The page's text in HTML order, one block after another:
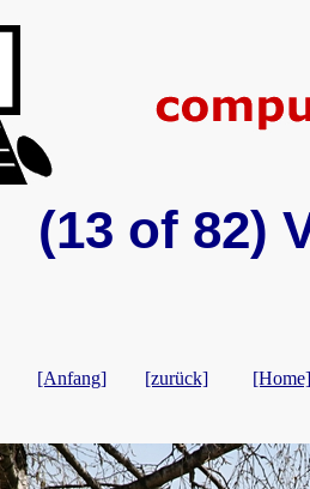
(13 of 82)
[Anfang] [zurück] [Home]